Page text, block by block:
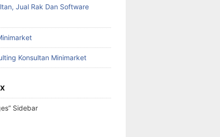
Jual Rak Dan Software
Konsultan Minimarket
Sidebar